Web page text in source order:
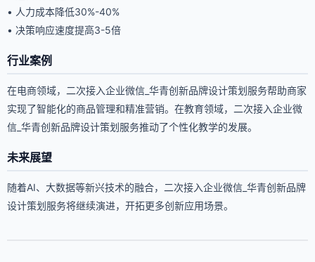
• 人力成本降低30%-40%
• 决策响应速度提高3-5倍
行业案例
在电商领域，二次接入企业微信_华青创新品牌设计策划服务帮助商家
实现了智能化的商品管理和精准营销。在教育领域，二次接入企业微
信_华青创新品牌设计策划服务推动了个性化教学的发展。
未来展望
随着AI、大数据等新兴技术的融合，二次接入企业微信_华青创新品牌
设计策划服务将继续演进，开拓更多创新应用场景。